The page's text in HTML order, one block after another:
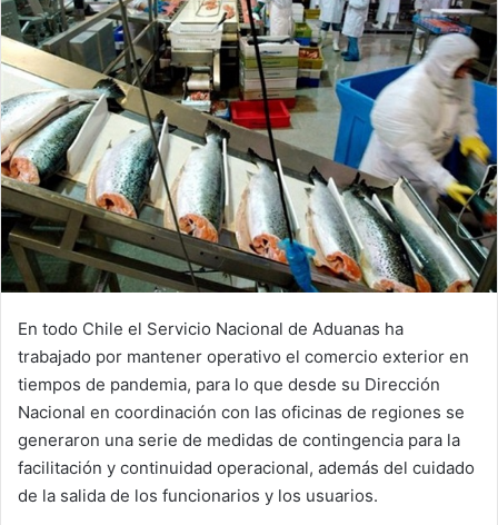
En todo Chile el Servicio Nacional de Aduanas ha
trabajado por mantener operativo el comercio exterior en
tiempos de pandemia, para lo que desde su Dirección
Nacional en coordinación con las oficinas de regiones se
generaron una serie de medidas de contingencia para la
facilitación y continuidad operacional, además del cuidado
de la salida de los funcionarios y los usuarios.